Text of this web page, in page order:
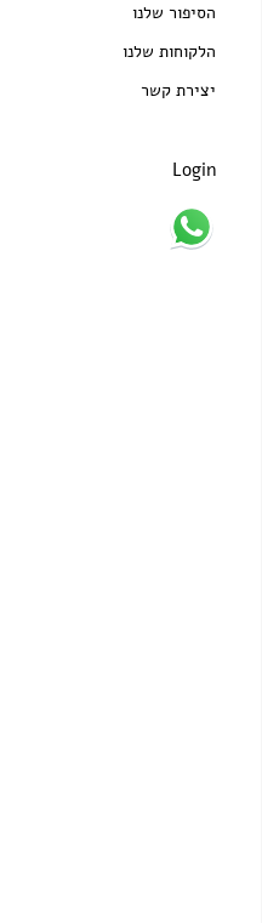
הסיפור שלנו
הלקוחות שלנו
יצירת קשר
Login